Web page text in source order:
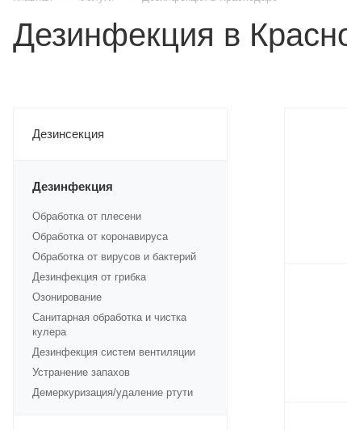
Дезинфекция в
Дезинсекция
Дезинфекция
Обработка от плесени
Обработка от коронавируса
Обработка от вирусов и бактерий
Дезинфекция от грибка
Озонирование
Санитарная обработка и чистка
кулера
Дезинфекция систем вентиляции
Устранение запахов
Демеркуризация/удаление ртути